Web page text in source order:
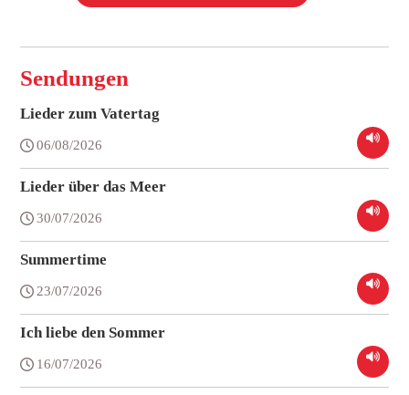
Sendungen
Lieder zum Vatertag
06/08/2026
Lieder über das Meer
30/07/2026
Summertime
23/07/2026
Ich liebe den Sommer
16/07/2026